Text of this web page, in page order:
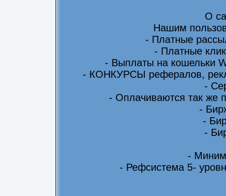
О
Нашим
- Платные
- Платные
- Выплаты на кошельки
- КОНКУРСЫ рефералов,
-
- Оплачиваются так же
-
-
-
-
- Рефсистема 5-